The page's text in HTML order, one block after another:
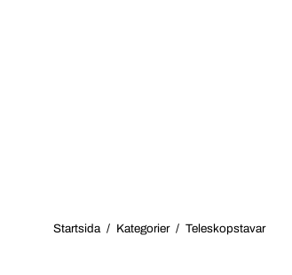
Startsida / Kategorier / Teleskopstavar